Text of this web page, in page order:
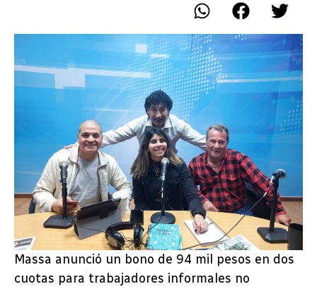
Massa anunció un bono de 94 mil pesos en dos
cuotas para trabajadores informales no